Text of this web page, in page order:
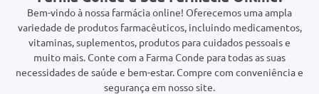
Bem-vindo à nossa farmácia online! Oferecemos uma ampla
variedade de produtos farmacêuticos, incluindo medicamentos,
vitaminas, suplementos, produtos para cuidados pessoais e
muito mais. Conte com a Farma Conde para todas as suas
necessidades de saúde e bem-estar. Compre com conveniência e
segurança em nosso site.